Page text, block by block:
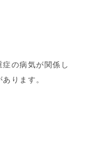
の病気が関係し
ります。